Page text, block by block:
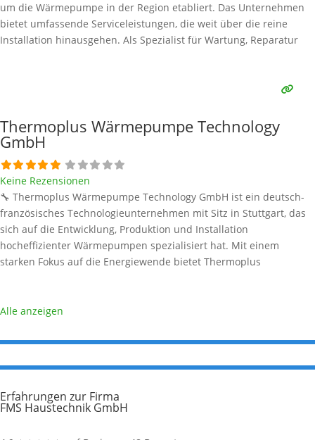
um die Wärmepumpe in der Region etabliert. Das Unternehmen
bietet umfassende Serviceleistungen, die weit über die reine
Installation hinausgehen. Als Spezialist für Wartung, Reparatur
Thermoplus Wärmepumpe Technology
GmbH
Keine Rezensionen
🔧 Thermoplus Wärmepumpe Technology GmbH ist ein deutsch-
französisches Technologieunternehmen mit Sitz in Stuttgart, das
sich auf die Entwicklung, Produktion und Installation
hocheffizienter Wärmepumpen spezialisiert hat. Mit einem
starken Fokus auf die Energiewende bietet Thermoplus
Informationen stammen aus öffentlich verfügbaren Quellen.
Technology GmbH 🌬️Weiterlesen …
Alle anzeigen
Erfahrungen zur Firma
FMS Haustechnik GmbH